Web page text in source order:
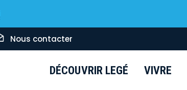
Nous contacter
DÉCOUVRIR LEGÉ VIVRE